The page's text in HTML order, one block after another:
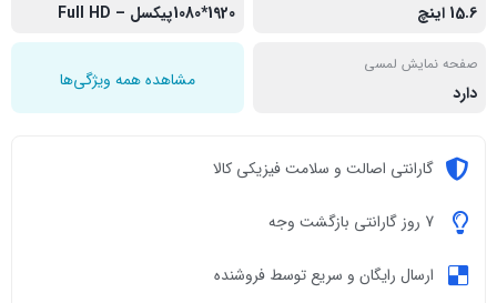
15.6 اینچ 1920*1080پیکسل – Full HD
صفحه نمایش لمسی
دارد
مشاهده همه ویژگی‌ها
گارانتی اصالت و سلامت فیزیکی کالا
7 روز گارانتی بازگشت وجه
ارسال رایگان و سریع توسط فروشنده